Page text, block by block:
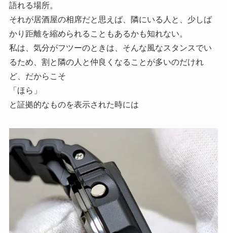
語れる場所。
それが居酒屋の相席だと思えば、隣にいる人と、少しば
かり距離を縮められることもあるかも知れない。
私は、気分がフツーのときは、そんな風なスタンスでい
るため、割と隣の人と仲良くなることが多いのだけれ
ど、だからこそ
「ほら」
と証拠的なものを表示された時には